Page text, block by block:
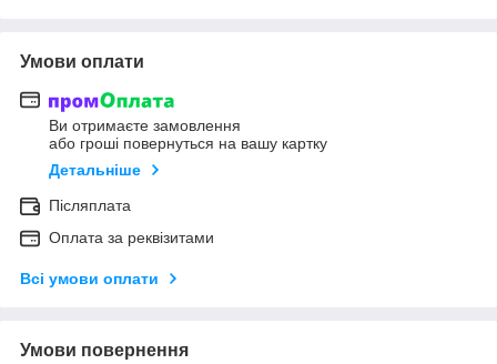
Умови оплати
Ви отримаєте замовлення
або гроші повернуться на вашу картку
Детальніше
Післяплата
Оплата за реквізитами
Всі умови оплати
Умови повернення